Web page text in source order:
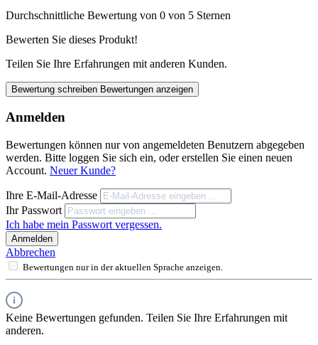
Durchschnittliche Bewertung von 0 von 5 Sternen
Bewerten Sie dieses Produkt!
Teilen Sie Ihre Erfahrungen mit anderen Kunden.
Bewertung schreiben Bewertungen anzeigen
Anmelden
Bewertungen können nur von angemeldeten Benutzern abgegeben
werden. Bitte loggen Sie sich ein, oder erstellen Sie einen neuen
Account. Neuer Kunde?
Ihre E-Mail-Adresse
Ihr Passwort
Ich habe mein Passwort vergessen.
Anmelden
Abbrechen
Bewertungen nur in der aktuellen Sprache anzeigen.
Keine Bewertungen gefunden. Teilen Sie Ihre Erfahrungen mit
anderen.